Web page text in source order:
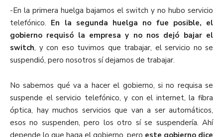
-En la primera huelga bajamos el switch y no hubo servicio
telefónico. En la segunda huelga no fue posible, el
gobierno requisó la empresa y no nos dejó bajar el
switch, y con eso tuvimos que trabajar, el servicio no se
suspendió, pero nosotros sí dejamos de trabajar.
No sabemos qué va a hacer el gobierno, si no requisa se
suspende el servicio telefónico, y con el internet, la fibra
óptica, hay muchos servicios que van a ser automáticos,
esos no suspenden, pero los otro sí se suspendería. Ahí